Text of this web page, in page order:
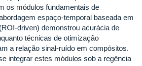
os módulos fundamentais de
espaço-temporal baseada em
driven) demonstrou acurácia de
técnicas de otimização
a relação sinal-ruído em compósitos.
integrar estes módulos sob a regência